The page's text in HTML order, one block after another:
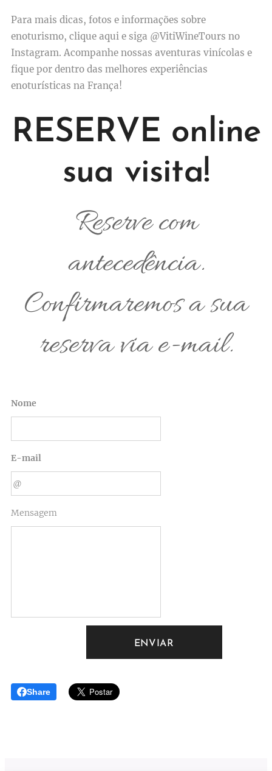
Para mais dicas, fotos e informações sobre
enoturismo, clique aqui e siga @VitiWineTours no
Instagram. Acompanhe nossas aventuras vinícolas e
fique por dentro das melhores experiências
enoturísticas na França!
RESERVE online
sua visita!
Reserve com
antecedência.
Confirmaremos a sua
reserva via e-mail.
Nome
E-mail
Mensagem
ENVIAR
Share